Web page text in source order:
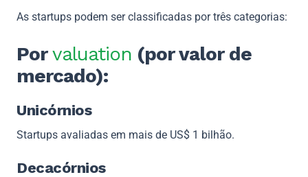
As startups podem ser classificadas por três categorias:
Porvaluation (por valor de
mercado):
Unicórnios
Startups avaliadas em mais de US$ 1 bilhão.
Decacórnios